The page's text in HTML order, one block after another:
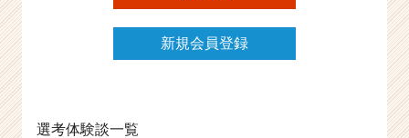
ト
が
届
く
新規会員登録
選考体験談一覧